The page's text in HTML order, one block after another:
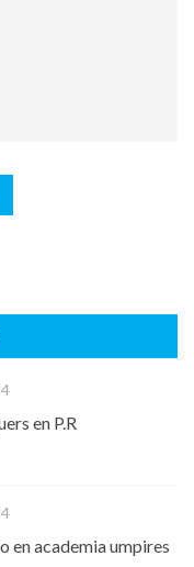
en P.R
en academia umpires